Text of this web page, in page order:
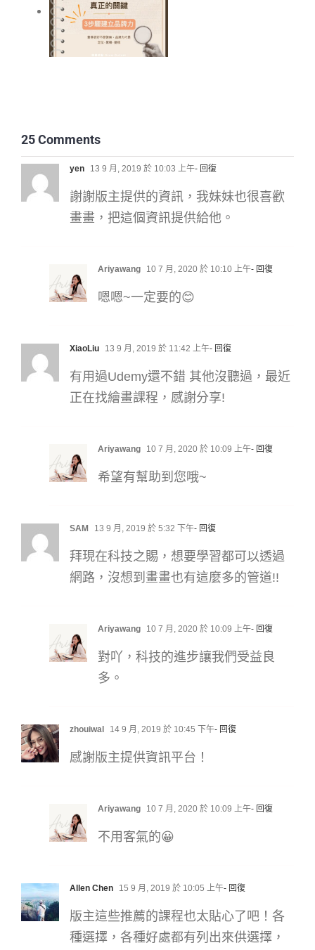
鍵，3步驟建立你的
品牌力
定位
如何從0到1- 探索插
畫風格的3個關鍵步
《課程開箱》新手
上路-Procreate 插
畫入門，自學從素
25 Comments
yen 13 9 月, 2019 於 10:03 上午- 回復
謝謝版主提供的資訊，我妹妹也很喜歡
畫畫，把這個資訊提供給他。
Ariyawang 10 7 月, 2020 於 10:10 上午- 回復
嗯嗯~一定要的😊
XiaoLiu 13 9 月, 2019 於 11:42 上午- 回復
有用過Udemy還不錯 其他沒聽過，最近
正在找繪畫課程，感謝分享!
Ariyawang 10 7 月, 2020 於 10:09 上午- 回復
希望有幫助到您哦~
SAM 13 9 月, 2019 於 5:32 下午- 回復
拜現在科技之賜，想要學習都可以透過
網路，沒想到畫畫也有這麼多的管道!!
Ariyawang 10 7 月, 2020 於 10:09 上午- 回復
對吖，科技的進步讓我們受益良
多。
zhouiwal 14 9 月, 2019 於 10:45 下午- 回復
感謝版主提供資訊平台！
Ariyawang 10 7 月, 2020 於 10:09 上午- 回復
不用客氣的😀
Allen Chen 15 9 月, 2019 於 10:05 上午- 回復
版主這些推薦的課程也太貼心了吧！各
種選擇，各種好處都有列出來供選擇，